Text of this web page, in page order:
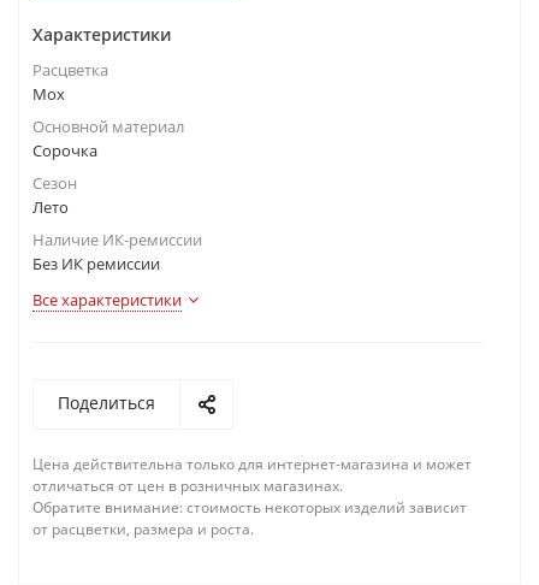
Характеристики
Расцветка
Мох
Основной материал
Сорочка
Сезон
Лето
Наличие ИК-ремиссии
Без ИК ремиссии
Все характеристики
Поделиться
Цена действительна только для интернет-магазина и может
отличаться от цен в розничных магазинах.
Обратите внимание: стоимость некоторых изделий зависит
от расцветки, размера и роста.